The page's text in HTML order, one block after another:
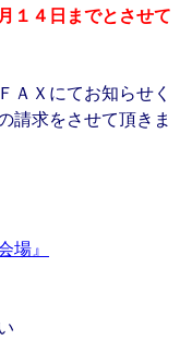
１４日までとさせて
ＡＸにてお知らせく
請求をさせて頂きま
場』